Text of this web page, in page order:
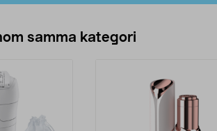
samma kategori